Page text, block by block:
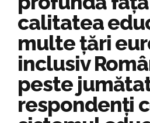
calitatea
multe țări
inclusiv
peste
respondenți